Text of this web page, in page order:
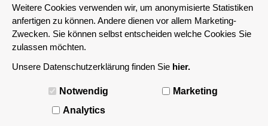
MENÜ
Weitere Cookies verwenden wir, um anonymisierte Statistiken
anfertigen zu können. Andere dienen vor allem Marketing-
Zwecken. Sie können selbst entscheiden welche Cookies Sie
zulassen möchten.
Unsere Datenschutzerklärung finden Sie hier.
Notwendig
Marketing
Analytics